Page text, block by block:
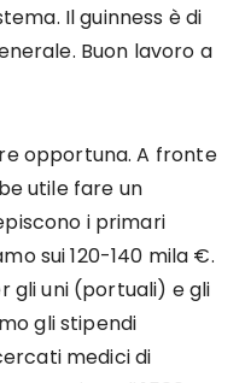
Il guinness è di
Buon lavoro a
opportuna. A fronte
utile fare un
i primari
sui 120-140 mila €.
gli uni (portuali) e gli
gli stipendi
medici di